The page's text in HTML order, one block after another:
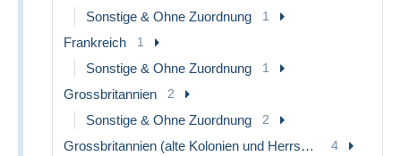
Sonstige & Ohne Zuordnung 1
Frankreich 1
Sonstige & Ohne Zuordnung 1
Grossbritannien 2
Sonstige & Ohne Zuordnung 2
Grossbritannien (alte Kolonien und Herrschaften) 4